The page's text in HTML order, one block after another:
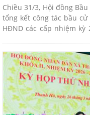
Chiều 31/3, Hội đồng
tổng kết công tác bầu
HĐND các cấp nhiệm kỳ